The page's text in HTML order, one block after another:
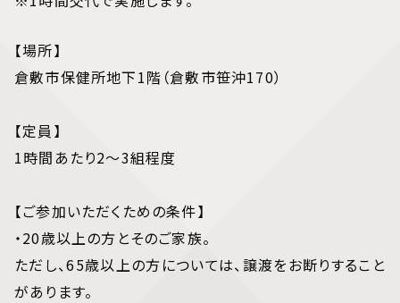
【場所】
倉敷市保健所地下1階（倉敷市笹沖170）
【定員】
1時間あたり2～3組程度
【ご参加いただくための条件】
・20歳以上の方とそのご家族。
ただし、65歳以上の方については、譲渡をお断りすること
があります。